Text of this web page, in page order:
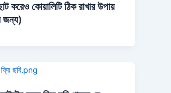
করেও কোয়ালিটি ঠিক রাখার উপায়
জন্য)